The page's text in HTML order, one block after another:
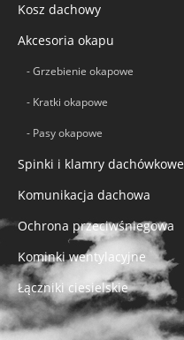
Kosz dachowy
Akcesoria okapu
- Grzebienie okapowe
- Kratki okapowe
- Pasy okapowe
Spinki i klamry dachówkowe
Komunikacja dachowa
Ochrona przeciwśniegowa
Kominki wentylacyjne
Łączniki ciesielskie